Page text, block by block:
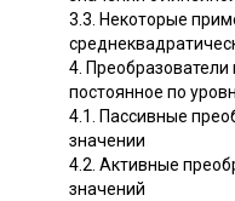
3.3. Некоторые
4.
постоянное по
4.1. Пассивные
значении
4.2. Активные
значений